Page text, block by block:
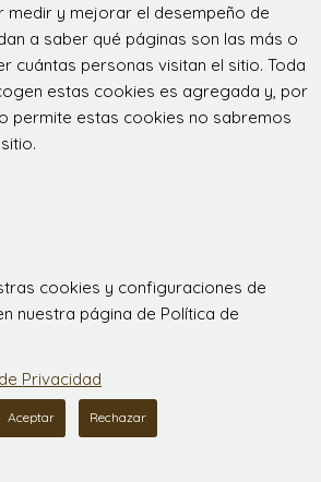
medir y mejorar el desempeño de
a saber qué páginas son las más o
cuántas personas visitan el sitio. Toda
estas cookies es agregada y, por
permite estas cookies no sabremos
cookies y configuraciones de
nuestra página de Política de
Privacidad
Aceptar Rechazar